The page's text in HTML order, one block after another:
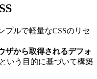
プルで軽量なCSSのリセ
ザから取得されるデフォ
という目的に基づいて構築